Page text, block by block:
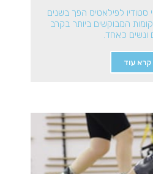
סטודיו לפילאטיס הפך בשנים
המבוקשים ביותר בקרב
ונשים כאחד.
קרא עוד